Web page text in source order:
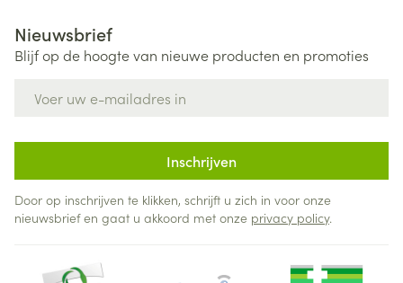
Nieuwsbrief
Blijf op de hoogte van nieuwe producten en promoties
Inschrijven
Door op inschrijven te klikken, schrijft u zich in voor onze
nieuwsbrief en gaat u akkoord met onze privacy policy.